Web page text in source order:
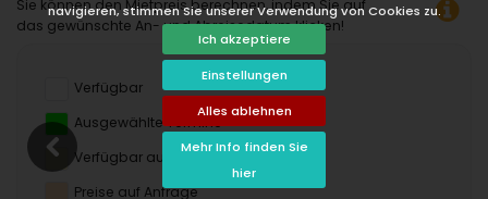
navigieren, stimmen Sie unserer Verwendung von Cookies zu.
Ich akzeptiere
Einstellungen
Alles ablehnen
Mehr Info finden Sie
hier
Sie können den Mietpreis berechnen, indem Sie auf
das gewünschte An- und Abreisedatum klicken!
Verfügbar
Ausgewählte Termine
Verfügbar auf Anfrage
Preise auf Anfrage